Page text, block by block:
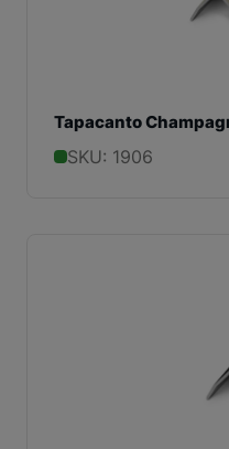
Tapacanto
SKU: 1906